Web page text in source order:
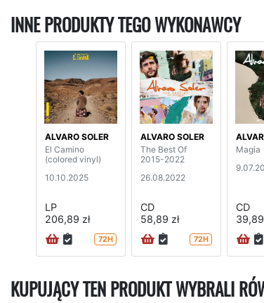
INNE PRODUKTY TEGO WYKONAWCY
ALVARO SOLER
El Camino
(colored vinyl)
10.10.2025
LP
206,89 zł
72H
ALVARO SOLER
The Best Of
2015-2022
26.08.2022
CD
58,89 zł
72H
Magia
CD
39,89
KUPUJĄCY TEN PRODUKT WYBRALI